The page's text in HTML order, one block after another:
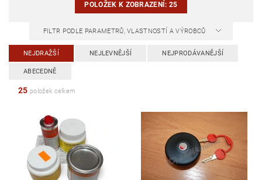
POLOŽEK K ZOBRAZENÍ:25
FILTR PODLE PARAMETRŮ, VLASTNOSTÍ A VÝROBCŮ
NEJDRAŽŠÍ NEJLEVNĚJŠÍ NEJPRODÁVANĚJŠÍ
ABECEDNĚ
25 položek celkem